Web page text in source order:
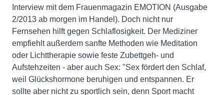
Interview mit dem Frauenmagazin EMOTION (Ausgabe
2/2013 ab morgen im Handel). Doch nicht nur
Fernsehen hilft gegen Schlaflosigkeit. Der Mediziner
empfiehlt außerdem sanfte Methoden wie Meditation
oder Lichttherapie sowie feste Zubettgeh- und
Aufstehzeiten - aber auch Sex: "Sex fördert den Schlaf,
weil Glückshormone beruhigen und entspannen. Er
sollte aber nicht zu sportlich sein, denn Sport macht